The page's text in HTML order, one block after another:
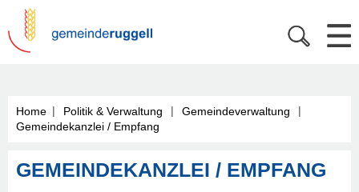
Home | Politik & Verwaltung | Gemeindeverwaltung
|
Gemeindekanzlei / Empfang
GEMEINDEKANZLEI / EMPFANG